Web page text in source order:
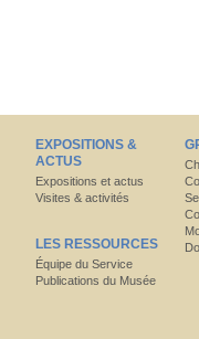
EXPOSITIONS &
ACTUS
Expositions et actus
Visites & activités
LES RESSOURCES
Équipe du Service
Publications du Musée